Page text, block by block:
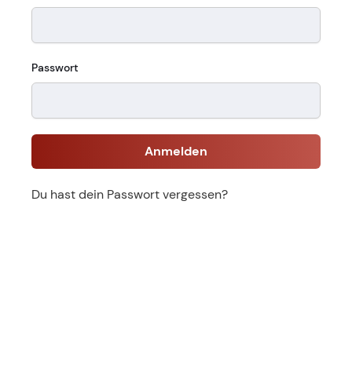
Passwort
Anmelden
Du hast dein Passwort vergessen?